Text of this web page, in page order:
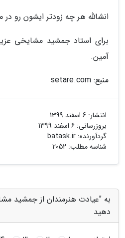
انشالله هر چه زودتر ایشون رو در
برای استاد جمشید مشایخی
آمین.
منبع: setare.com
انتشار: 6 اسفند 1399
بروزرسانی: 6 اسفند 1399
گردآورنده: batask.ir
شناسه مطلب: 2052
به "عیادت هنرمندان از جمشید
دهید